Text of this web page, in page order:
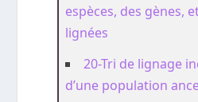
espèces, des gènes,
lignées
20-Tri de lignage
d’une population